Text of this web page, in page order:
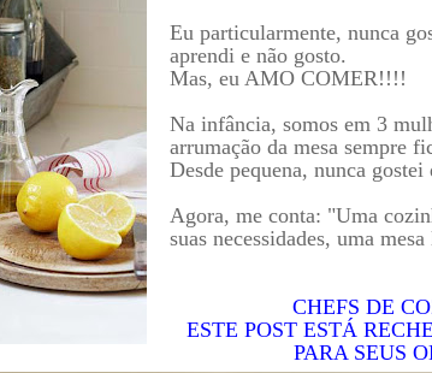
Eu particularmente, nunca
aprendi e não gosto.
Mas, eu AMO COMER!!!!
Na infância, somos em 3
arrumação da mesa sempre
Desde pequena, nunca gostei
Agora, me conta: "Uma
suas necessidades, uma
CHEFS DE
ESTE POST ESTÁ
PARA SEUS